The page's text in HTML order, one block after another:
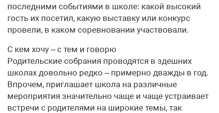
последними событиями в школе: какой высокий
гость их посетил, какую выставку или конкурс
провели, в каком соревновании участвовали.
С кем хочу – с тем и говорю
Родительские собрания проводятся в здешних
школах довольно редко – примерно дважды в год.
Впрочем, приглашает школа на различные
мероприятия значительно чаще и чаще устраивает
встречи с родителями на широкие темы, так